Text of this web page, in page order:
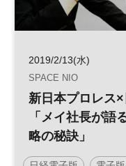
2019/2/13(水)
SPACE NIO
新日本プロレス
「メイ社長が語
略の秘訣」